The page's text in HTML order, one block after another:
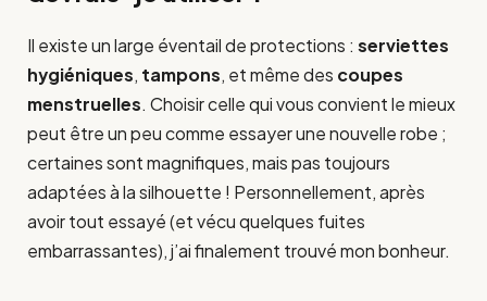
Il existe un large éventail de protections : serviettes
hygiéniques, tampons, et même des coupes
menstruelles. Choisir celle qui vous convient le mieux
peut être un peu comme essayer une nouvelle robe ;
certaines sont magnifiques, mais pas toujours
adaptées à la silhouette ! Personnellement, après
avoir tout essayé (et vécu quelques fuites
embarrassantes), j’ai finalement trouvé mon bonheur.